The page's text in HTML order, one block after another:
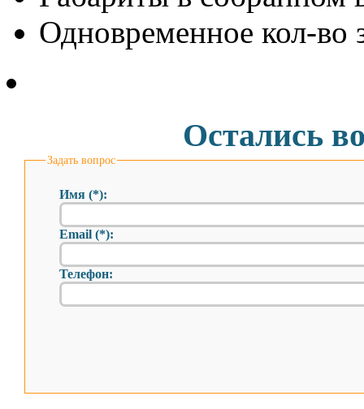
Одновременное кол-во
Остались
Задать вопрос
Имя (*):
Email (*):
Телефон: